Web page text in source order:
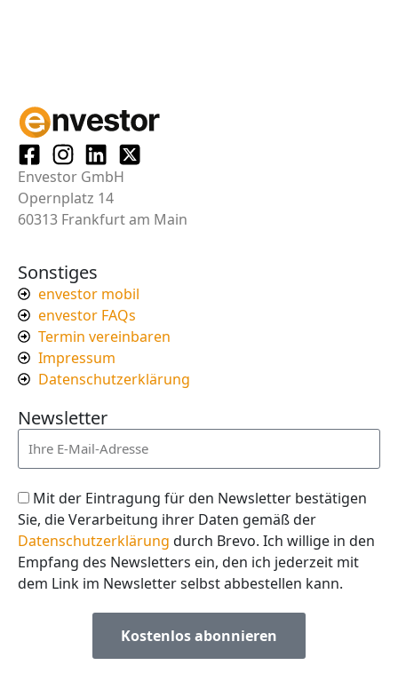
Envestor GmbH
Opernplatz 14
60313 Frankfurt am Main
Sonstiges
envestor mobil
envestor FAQs
Termin vereinbaren
Impressum
Datenschutzerklärung
Newsletter
Mit der Eintragung für den Newsletter bestätigen
Sie, die Verarbeitung ihrer Daten gemäß der
Datenschutzerklärung durch Brevo. Ich willige in den
Empfang des Newsletters ein, den ich jederzeit mit
dem Link im Newsletter selbst abbestellen kann.
Kostenlos abonnieren